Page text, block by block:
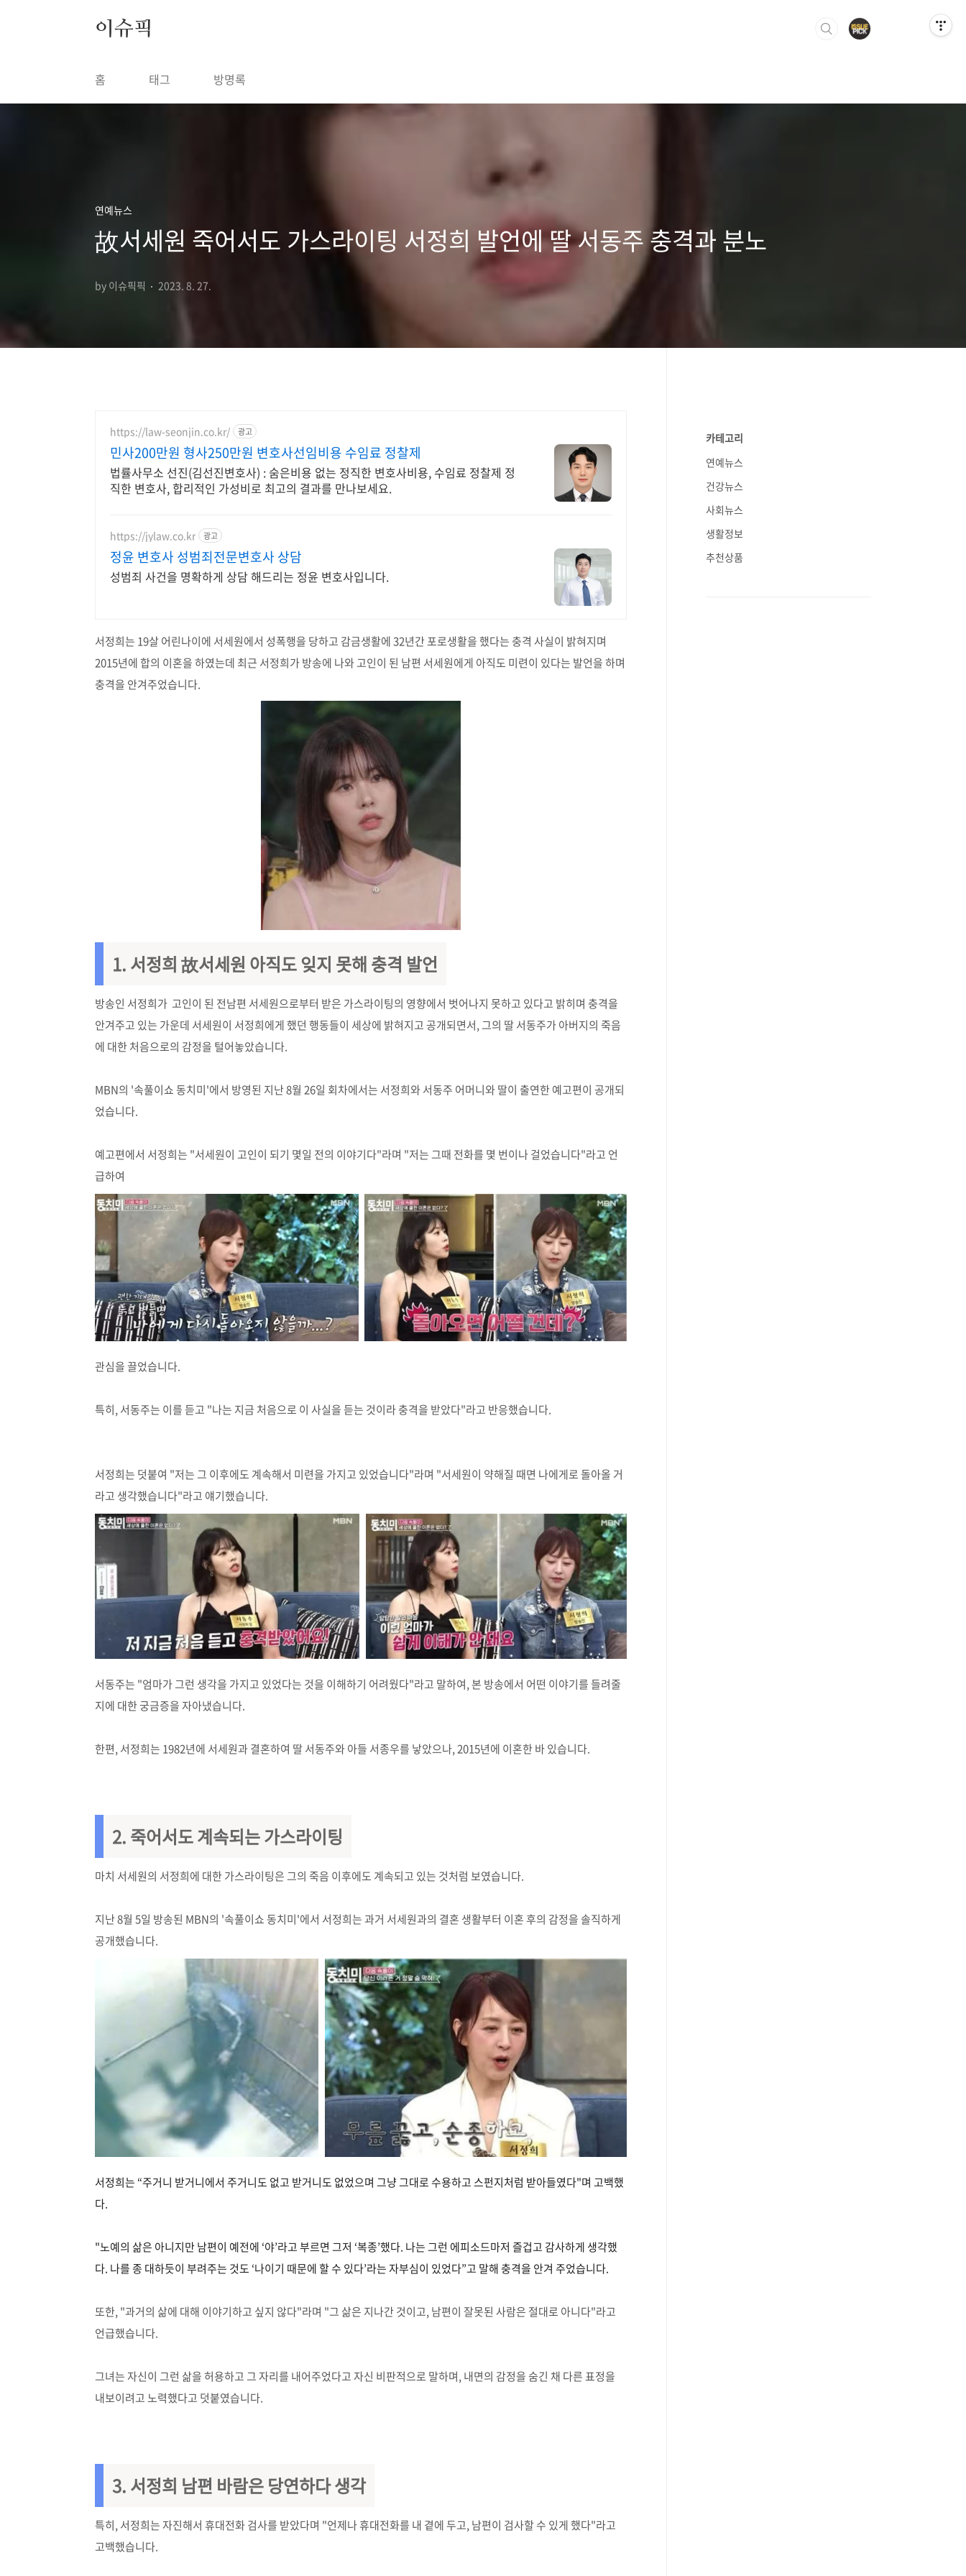
이슈픽
홈 태그 방명록
연예뉴스
故서세원 죽어서도 가스라이팅 서정희 발언에 딸 서동주 충격과 분노
by 이슈픽픽 2023. 8. 27.
https://law-seonjin.co.kr/ 광고
민사200만원 형사250만원 변호사선임비용 수임료 정찰제
법률사무소 선진(김선진변호사) : 숨은비용 없는 정직한 변호사비용, 수임료 정찰제 정
직한 변호사, 합리적인 가성비로 최고의 결과를 만나보세요.
https://jylaw.co.kr 광고
정윤 변호사 성범죄전문변호사 상담
성범죄 사건을 명확하게 상담 해드리는 정윤 변호사입니다.
서정희는 19살 어린나이에 서세원에서 성폭행을 당하고 감금생활에 32년간 포로생활을 했다는 충격 사실이 밝혀지며
2015년에 합의 이혼을 하였는데 최근 서정희가 방송에 나와 고인이 된 남편 서세원에게 아직도 미련이 있다는 발언을 하며
충격을 안겨주었습니다.
1. 서정희 故서세원 아직도 잊지 못해 충격 발언
방송인 서정희가 고인이 된 전남편 서세원으로부터 받은 가스라이팅의 영향에서 벗어나지 못하고 있다고 밝히며 충격을
안겨주고 있는 가운데 서세원이 서정희에게 했던 행동들이 세상에 밝혀지고 공개되면서, 그의 딸 서동주가 아버지의 죽음
에 대한 처음으로의 감정을 털어놓았습니다.
MBN의 '속풀이쇼 동치미'에서 방영된 지난 8월 26일 회차에서는 서정희와 서동주 어머니와 딸이 출연한 예고편이 공개되
었습니다.
예고편에서 서정희는 "서세원이 고인이 되기 몇일 전의 이야기다"라며 "저는 그때 전화를 몇 번이나 걸었습니다"라고 언
급하여
관심을 끌었습니다.
특히, 서동주는 이를 듣고 "나는 지금 처음으로 이 사실을 듣는 것이라 충격을 받았다"라고 반응했습니다.
서정희는 덧붙여 "저는 그 이후에도 계속해서 미련을 가지고 있었습니다"라며 "서세원이 약해질 때면 나에게로 돌아올 거
라고 생각했습니다"라고 얘기했습니다.
서동주는 "엄마가 그런 생각을 가지고 있었다는 것을 이해하기 어려웠다"라고 말하여, 본 방송에서 어떤 이야기를 들려줄
지에 대한 궁금증을 자아냈습니다.
한편, 서정희는 1982년에 서세원과 결혼하여 딸 서동주와 아들 서종우를 낳았으나, 2015년에 이혼한 바 있습니다.
2. 죽어서도 계속되는 가스라이팅
마치 서세원의 서정희에 대한 가스라이팅은 그의 죽음 이후에도 계속되고 있는 것처럼 보였습니다.
지난 8월 5일 방송된 MBN의 '속풀이쇼 동치미'에서 서정희는 과거 서세원과의 결혼 생활부터 이혼 후의 감정을 솔직하게
공개했습니다.
서정희는 “주거니 받거니에서 주거니도 없고 받거니도 없었으며 그냥 그대로 수용하고 스펀지처럼 받아들였다"며 고백했
다.
"노예의 삶은 아니지만 남편이 예전에 ‘야’라고 부르면 그저 ‘복종’했다. 나는 그런 에피소드마저 즐겁고 감사하게 생각했
다. 나를 종 대하듯이 부려주는 것도 ‘나이기 때문에 할 수 있다’라는 자부심이 있었다”고 말해 충격을 안겨 주었습니다.
또한, "과거의 삶에 대해 이야기하고 싶지 않다"라며 "그 삶은 지나간 것이고, 남편이 잘못된 사람은 절대로 아니다"라고
언급했습니다.
그녀는 자신이 그런 삶을 허용하고 그 자리를 내어주었다고 자신 비판적으로 말하며, 내면의 감정을 숨긴 채 다른 표정을
내보이려고 노력했다고 덧붙였습니다.
3. 서정희 남편 바람은 당연하다 생각
특히, 서정희는 자진해서 휴대전화 검사를 받았다며 "언제나 휴대전화를 내 곁에 두고, 남편이 검사할 수 있게 했다"라고
고백했습니다.
카테고리
연예뉴스
건강뉴스
사회뉴스
생활정보
추천상품